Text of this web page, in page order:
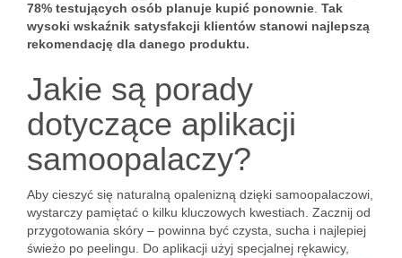
78% testujących osób planuje kupić ponownie Tak
wysoki wskaźnik satysfakcji klientów stanowi najlepszą
rekomendację dla danego produktu.
Jakie są porady
dotyczące aplikacji
samoopalaczy?
Aby cieszyć się naturalną opalenizną dzięki samoopalaczowi,
wystarczy pamiętać o kilku kluczowych kwestiach. Zacznij od
przygotowania skóry – powinna być czysta, sucha i najlepiej
świeżo po peelingu. Do aplikacji użyj specjalnej rękawicy,